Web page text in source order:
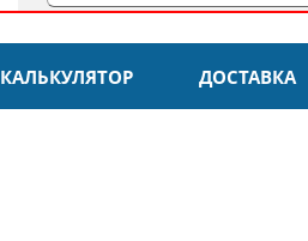
КАЛЬКУЛЯТОР ДОСТАВКА